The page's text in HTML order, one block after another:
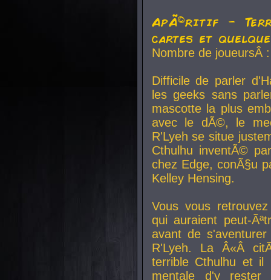
ApÃ©ritif -
cartes et
Nombre de
Difficile de parler
les geeks sans
mascotte la plus
avec le dÃ©, le
R'Lyeh se situe
Cthulhu inventÃ©
chez Edge, conÃ§u
Kelley Hensing.
Vous vous
qui auraient peut-
avant de
R'Lyeh. La Â«Â
terrible Cthulhu et
mentale d'y rester